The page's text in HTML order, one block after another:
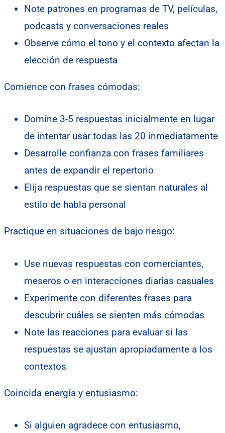
Note patrones en programas de TV, películas,
podcasts y conversaciones reales
Observe cómo el tono y el contexto afectan la
elección de respuesta
Comience con frases cómodas:
Domine 3-5 respuestas inicialmente en lugar
de intentar usar todas las 20 inmediatamente
Desarrolle confianza con frases familiares
antes de expandir el repertorio
Elija respuestas que se sientan naturales al
estilo de habla personal
Practique en situaciones de bajo riesgo:
Use nuevas respuestas con comerciantes,
meseros o en interacciones diarias casuales
Experimente con diferentes frases para
descubrir cuáles se sienten más cómodas
Note las reacciones para evaluar si las
respuestas se ajustan apropiadamente a los
contextos
Coincida energía y entusiasmo:
Si alguien agradece con entusiasmo,